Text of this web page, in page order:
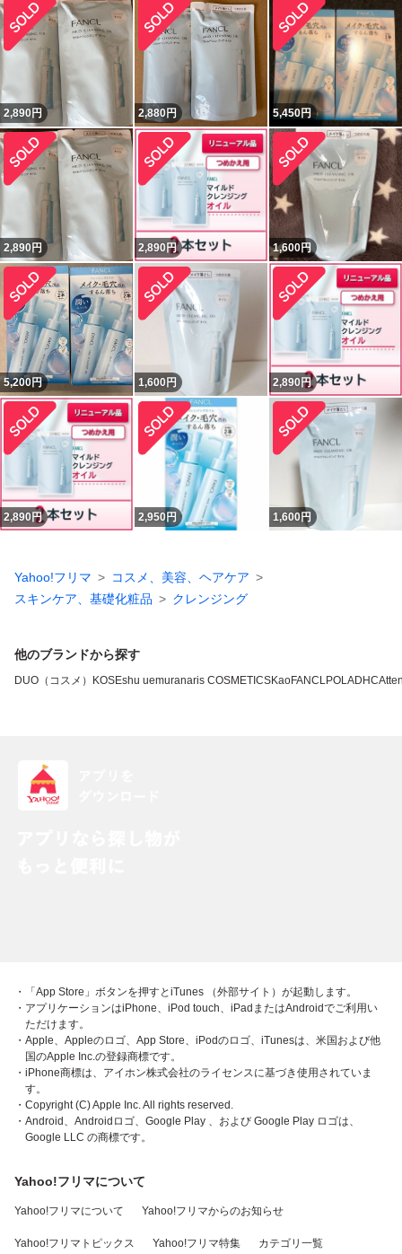
2,890円 2,880円 5,450円
2,890円 2,890 円 1,600円
5,200円 1,600円 2,890 円
2,890 円 2,950円 1,600円
Yahoo!フリマ
コスメ、美容、ヘアケア
スキンケア、基礎化粧品
クレンジング
他のブランドから探す
DUO（コスメ） KOSEshu uemuranaris COSMETICSKaoFANCLPOLADHC
・「App Store」ボタンを押すとiTunes （外部サイト）が起動します。
・アプリケーションはiPhone、iPod touch、iPadまたはAndroidでご利用い
ただけます。
・Apple、Appleのロゴ、App Store、iPodのロゴ、iTunesは、米国および他
国のApple Inc.の登録商標です。
・iPhone商標は、アイホン株式会社のライセンスに基づき使用されていま
す。
・Copyright (C) Apple Inc. All rights reserved.
・Android、Androidロゴ、Google Play 、および Google Play ロゴは、
Google LLC の商標です。
Yahoo!フリマについて
Yahoo!フリマについて Yahoo!フリマからのお知らせ
Yahoo!フリマトピックス Yahoo!フリマ特集 カテゴリ一覧